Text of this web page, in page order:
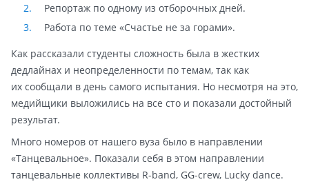
Репортаж по одному из отборочных дней.
Работа по теме «Счастье не за горами».
Как рассказали студенты сложность была в жестких
дедлайнах и неопределенности по темам, так как
их сообщали в день самого испытания. Но несмотря на это,
медийщики выложились на все сто и показали достойный
результат.
Много номеров от нашего вуза было в направлении
«Танцевальное». Показали себя в этом направлении
танцевальные коллективы R-band, GG-crew, Lucky dance.